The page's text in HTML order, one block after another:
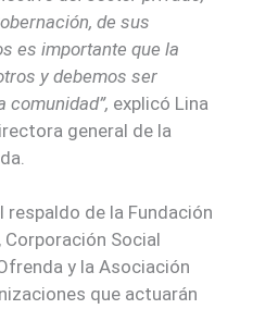
de sus
es importante que la
y debemos ser
comunidad”, explicó Lina
general de la
de la Fundación
Corporación Social
y la Asociación
que actuarán